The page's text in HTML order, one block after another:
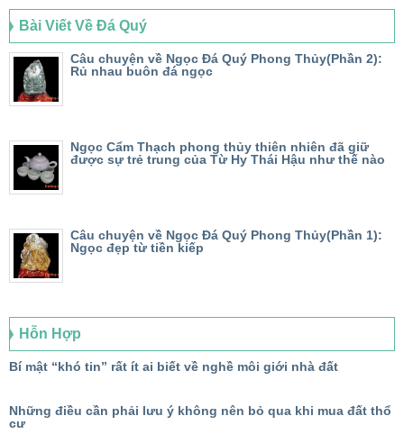
Bài Viết Về Đá Quý
Câu chuyện về Ngọc Đá Quý Phong Thủy(Phần 2):
Rủ nhau buôn đá ngọc
Ngọc Cẩm Thạch phong thủy thiên nhiên đã giữ
được sự trẻ trung của Từ Hy Thái Hậu như thế nào
Câu chuyện về Ngọc Đá Quý Phong Thủy(Phần 1):
Ngọc đẹp từ tiền kiếp
Hỗn Hợp
Bí mật “khó tin” rất ít ai biết về nghề môi giới nhà đất
Những điều cần phải lưu ý không nên bỏ qua khi mua đất thổ
cư